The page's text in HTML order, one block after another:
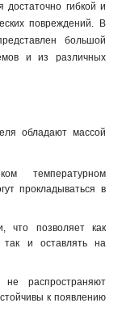
гибкой и
повреждений. В
большой
и из различных
обладают массой
температурном
прокладываться в
что позволяет как
и оставлять на
распространяют
к появлению